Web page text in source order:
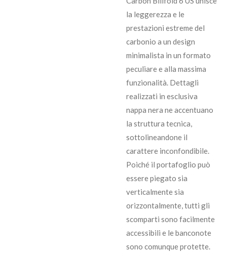
la leggerezza e le
prestazioni estreme del
carbonio a un design
minimalista in un formato
peculiare e alla massima
funzionalità. Dettagli
realizzati in esclusiva
nappa nera ne accentuano
la struttura tecnica,
sottolineandone il
carattere inconfondibile.
Poiché il portafoglio può
essere piegato sia
verticalmente sia
orizzontalmente, tutti gli
scomparti sono facilmente
accessibili e le banconote
sono comunque protette.